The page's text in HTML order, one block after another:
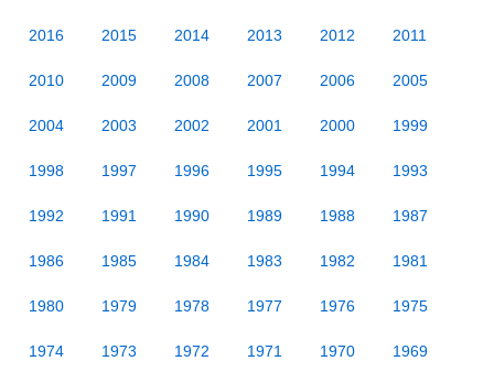
2016 2015 2014 2013 2012 2011
2010 2009 2008 2007 2006 2005
2004 2003 2002 2001 2000 1999
1998 1997 1996 1995 1994 1993
1992 1991 1990 1989 1988 1987
1986 1985 1984 1983 1982 1981
1980 1979 1978 1977 1976 1975
1974 1973 1972 1971 1970 1969